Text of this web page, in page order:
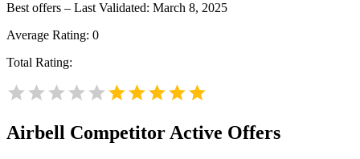
Best offers – Last Validated: March 8, 2025
Average Rating: 0
Total Rating:
Airbell Competitor Active Offers